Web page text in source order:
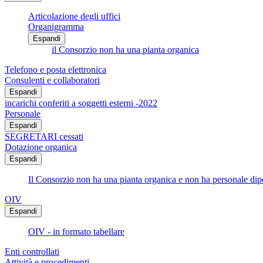
Articolazione degli uffici
Organigramma
Espandi
il Consorzio non ha una pianta organica
Telefono e posta elettronica
Consulenti e collaboratori
Espandi
incarichi conferiti a soggetti esterni -2022
Personale
Espandi
SEGRETARI cessati
Dotazione organica
Espandi
Il Consorzio non ha una pianta organica e non ha personale
OIV
Espandi
OIV - in formato tabellare
Enti controllati